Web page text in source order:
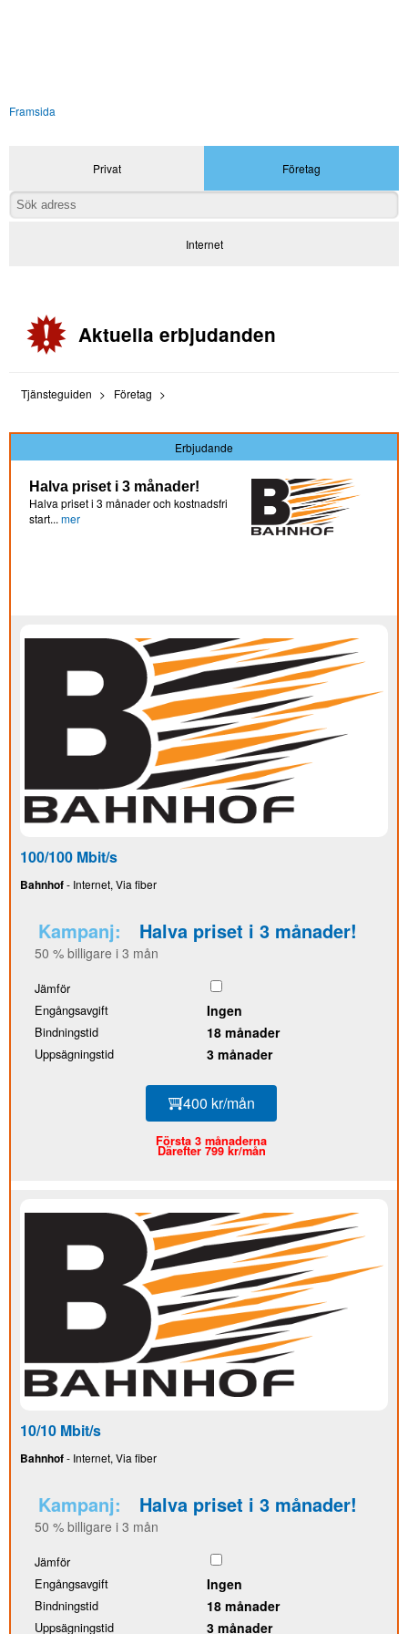
Framsida
Privat Företag
Internet
Aktuella erbjudanden
Tjänsteguiden Företag
Erbjudande
Halva priset i 3 månader!
Halva priset i 3 månader och kostnadsfri
start... mer
100/100 Mbit/s
Bahnhof- Internet, Via fiber
Kampanj: Halva priset i 3 månader!
50 % billigare i 3 mån
Jämför
Engångsavgift
Ingen
Bindningstid 18 månader
Uppsägningstid 3 månader
400 kr/mån
Första 3 månaderna
Därefter 799 kr/mån
10/10 Mbit/s
Bahnhof- Internet, Via fiber
Kampanj: Halva priset i 3 månader!
50 % billigare i 3 mån
Jämför
Engångsavgift
Ingen
Bindningstid 18 månader
Uppsägningstid 3 månader